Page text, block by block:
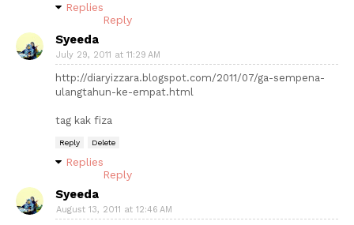
Replies
Reply
Syeeda
July 29, 2011 at 11:29 AM
http://diaryizzara.blogspot.com/2011/07/ga-sempena-
ulangtahun-ke-empat.html
tag kak fiza
Reply Delete
Replies
Reply
Syeeda
August 13, 2011 at 12:46 AM